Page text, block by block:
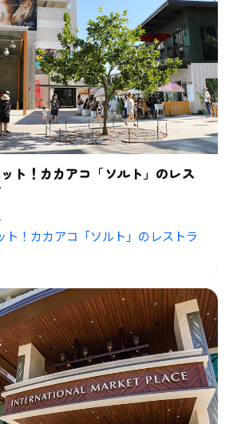
ト！カカアコ「ソルト」のレス
ト！カカアコ「ソルト」のレストラ